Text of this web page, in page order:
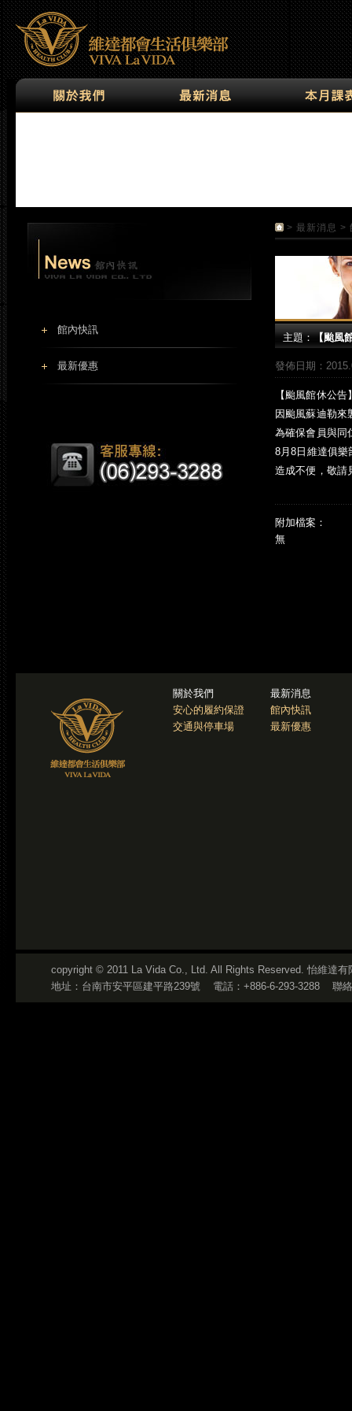
> 最新消息 >
主題：【颱風
發佈日期：
【颱風館休公
因颱風蘇迪勒來
為確保會員與同
8月8日維達俱樂
造成不便，敬請
附加檔案：
無
館內快訊
最新優惠
關於我們
安心的履約保證
交通與停車場
最新消息
館內快訊
最新優惠
copyright © 2011 La Vida Co., Ltd. All Rights Reserved. 怡維達有
地址：台南市安平區建平路239號
電話：+886-6-293-3288 聯